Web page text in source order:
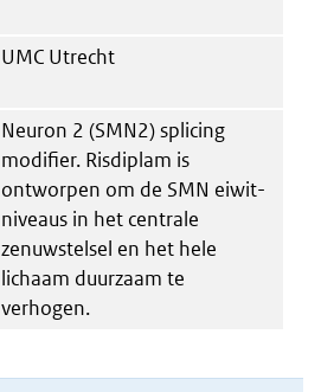
UMC Utrecht
Neuron 2 (SMN2) splicing
modifier. Risdiplam is
ontworpen om de SMN eiwit-
niveaus in het centrale
zenuwstelsel en het hele
lichaam duurzaam te
verhogen.